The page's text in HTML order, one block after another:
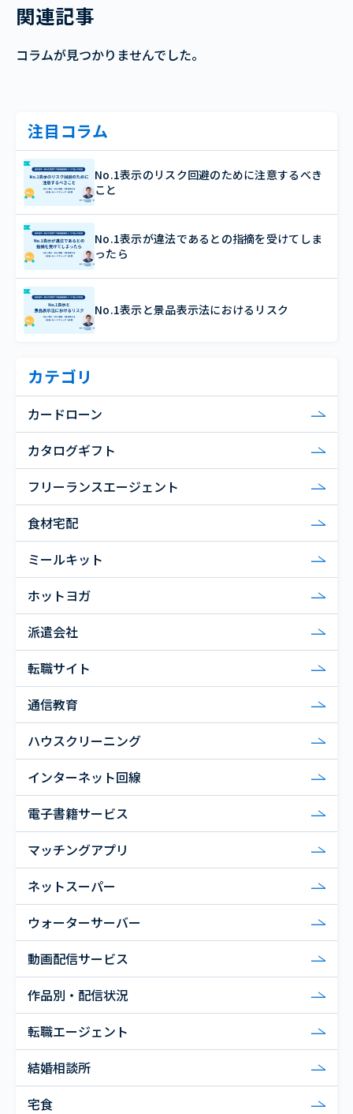
関連記事
コラムが見つかりませんでした。
注目コラム
No.1表示のリスク回避のために注意するべき
こと
No.1表示が違法であるとの指摘を受けてしま
ったら
No.1表示と景品表示法におけるリスク
カテゴリ
カードローン
カタログギフト
フリーランスエージェント
食材宅配
ミールキット
ホットヨガ
派遣会社
転職サイト
通信教育
ハウスクリーニング
インターネット回線
電子書籍サービス
マッチングアプリ
ネットスーパー
ウォーターサーバー
動画配信サービス
作品別・配信状況
転職エージェント
結婚相談所
宅食